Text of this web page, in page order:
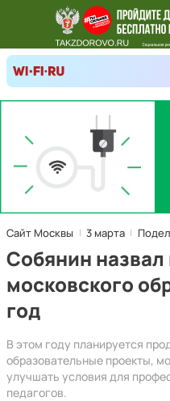
Сайт Москвы 3 марта
Собянин
московского
год
В этом году планируется
образовательные проекты,
улучшать условия для
педагогов.